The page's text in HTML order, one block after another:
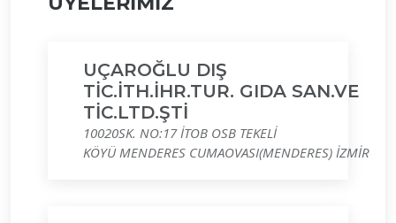
UÇAROĞLU DIŞ
TİC.İTH.İHR.TUR. GIDA SAN.VE
TİC.LTD.ŞTİ
10020SK. NO:17 İTOB OSB TEKELİ
KÖYÜ MENDERES CUMAOVASI(MENDERES) İZMİR